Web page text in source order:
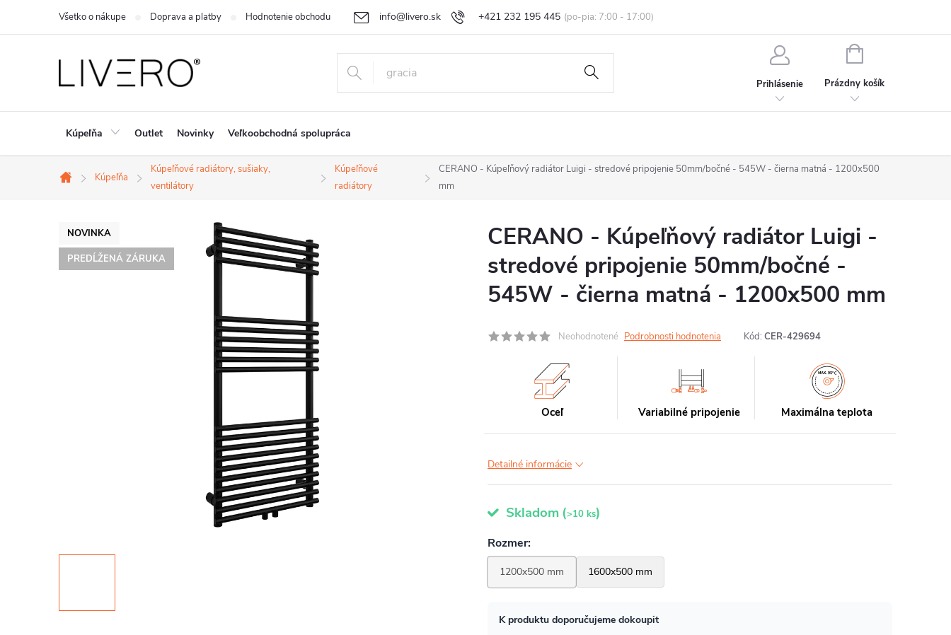
+421 232 195 445
info@livero.sk
Všetko o nákupe Doprava a platby Hodnotenie obchodu Vrátenie tovaru a reklamácia Obchodné podmienky Podmienky ochrany osobných údajov
Prihlásenie
NÁKUPNÝ
Prázdny košík
Kúpeľňa Outlet Novinky Veľkoobchodná spolupráca
Domov
Kúpeľňa
Kúpeľňové radiátory, sušiaky,
ventilátory
Kúpeľňové
radiátory
CERANO - Kúpeľňový radiátor Luigi - stredové pripojenie 50mm/bočné - 545W - čierna matná - 1200x500
mm
NOVINKA
PREDĹŽENÁ ZÁRUKA
CERANO - Kúpeľňový radiátor Luigi -
stredové pripojenie 50mm/bočné -
545W - čierna matná - 1200x500 mm
Neohodnotené Podrobnosti hodnotenia Kód: CER-429694
Oceľ Variabilné pripojenie Maximálna teplota
Detailné informácie
Skladom (>10 ks)